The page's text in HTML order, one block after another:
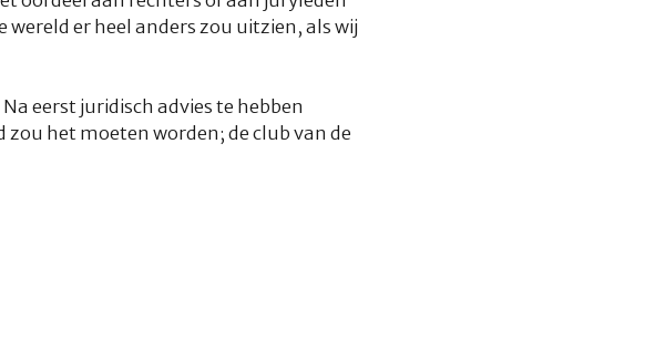
er heel anders zou uitzien, als wij
eerst juridisch advies te hebben
het moeten worden; de club van de